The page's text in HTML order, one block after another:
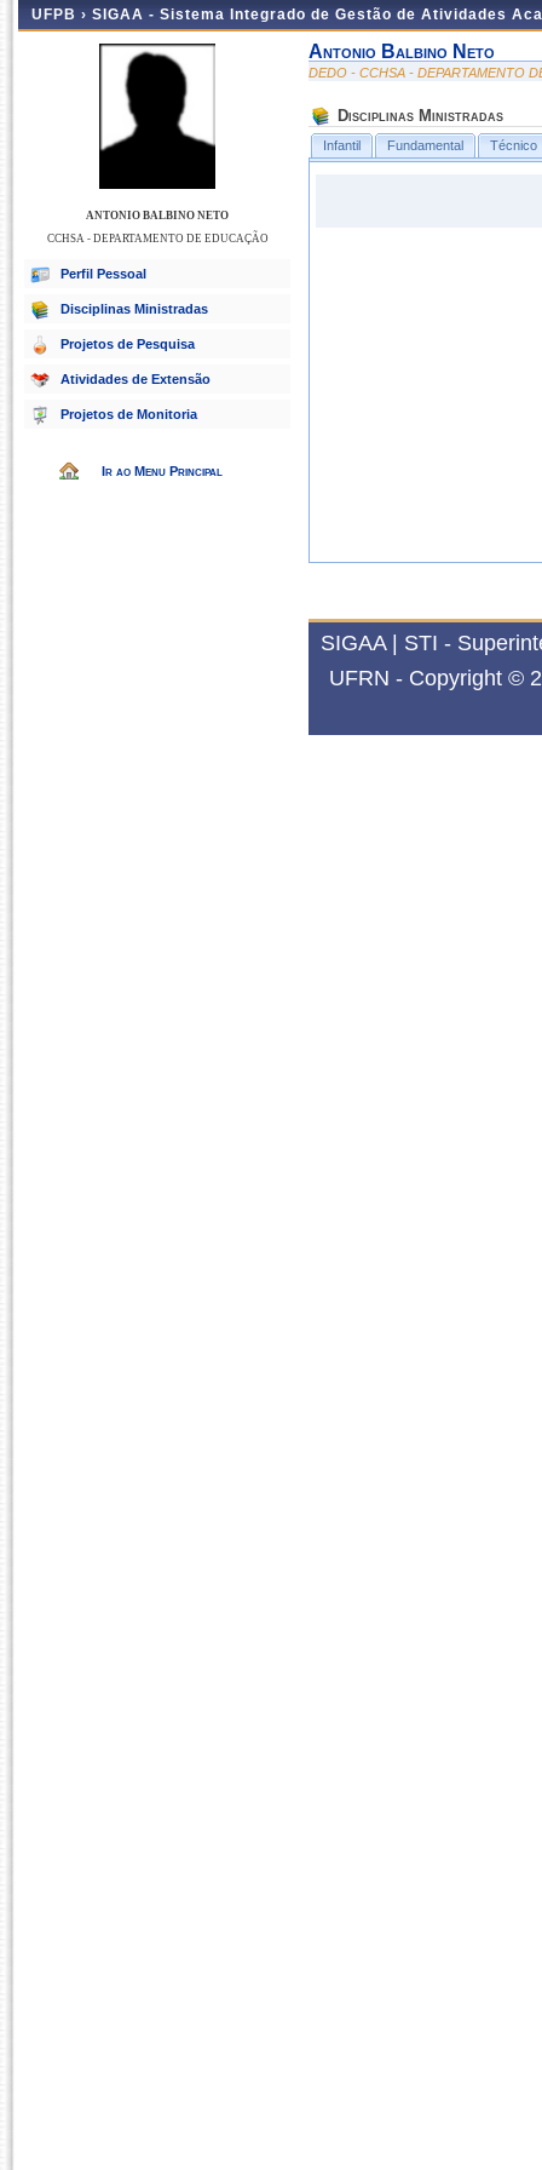
UFPB › SIGAA - Sistema Integrado de Gestão de Atividades
ANTONIO BALBINO NETO
CCHSA - DEPARTAMENTO DE EDUCAÇÃO
Perfil Pessoal
Disciplinas Ministradas
Projetos de Pesquisa
Atividades de Extensão
Projetos de Monitoria
Ir ao Menu Principal
Antonio Balbino Neto
DEDO - CCHSA - DEPARTAMENTO
Disciplinas Ministradas
Infantil Fundamental Técnico
SIGAA | STI -
UFRN - Copyright ©